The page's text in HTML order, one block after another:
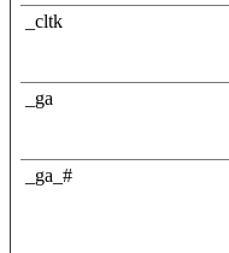
_cltk
_ga
_ga_#